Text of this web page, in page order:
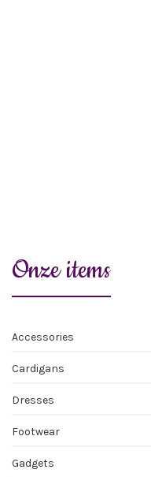
Onze items
Accessories
Cardigans
Dresses
Footwear
Gadgets